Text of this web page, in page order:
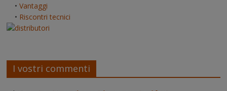
•Vantaggi
• Riscontri tecnici
I vostri commenti